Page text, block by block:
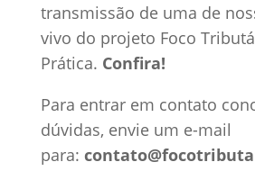
transmissão de uma de
vivo do projeto Foco
Prática. Confira!
Para entrar em contato
dúvidas, envie um e-mail
para: